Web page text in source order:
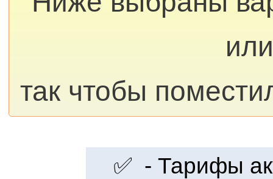
так чтобы
✅ - Тарифы